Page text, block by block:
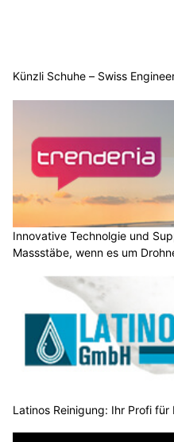
Künzli Schuhe – Swiss
Innovative Technolgie und
Massstäbe, wenn es um
Latinos Reinigung: Ihr Profi